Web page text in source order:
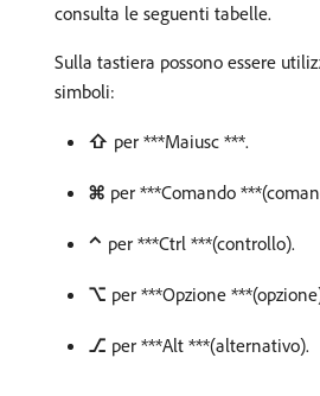
consulta le seguenti tabelle.
Sulla tastiera possono essere
simboli:
⇧ per ***Maiusc ***.
⌘ per ***Comando
⌃ per ***Ctrl ***(controllo).
⌥ per ***Opzione
⎇ per ***Alt ***(alternativo).